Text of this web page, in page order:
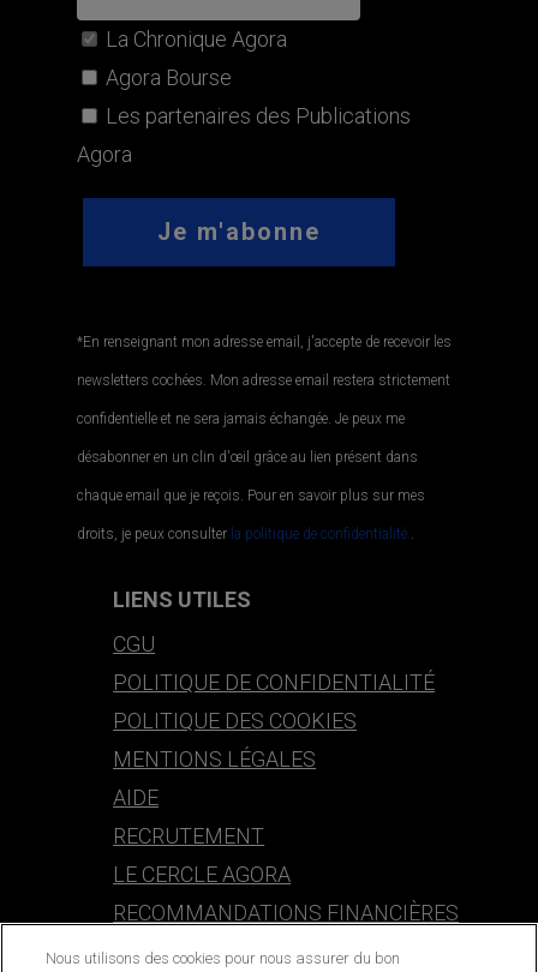
La Chronique Agora
Agora Bourse
Les partenaires des Publications
Agora
*En renseignant mon adresse email, j'accepte de recevoir les
newsletters cochées. Mon adresse email restera strictement
confidentielle et ne sera jamais échangée. Je peux me
désabonner en un clin d'œil grâce au lien présent dans
chaque email que je reçois. Pour en savoir plus sur mes
droits, je peux consulter la politique de confidentialité..
LIENS UTILES
CGU
POLITIQUE DE CONFIDENTIALITÉ
POLITIQUE DES COOKIES
MENTIONS LÉGALES
AIDE
RECRUTEMENT
LE CERCLE AGORA
RECOMMANDATIONS FINANCIÈRES
Nous utilisons des cookies pour nous assurer du bon